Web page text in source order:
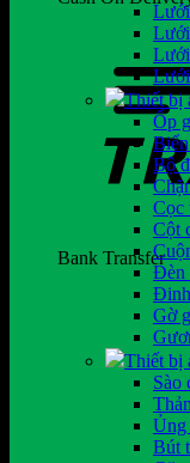
Bank Transfer
Lưới
Lưới
Lưới
Thiết bị
Ốp
Bộ
Cọc
Cột
Đèn
Đinh
Gờ
Thiết bị
Sào
Ủng
Bút